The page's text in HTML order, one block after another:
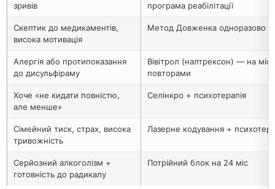
зривів
програма реабілітації
Скептик до медикаментів,
висока мотивація
Метод Довженка одноразово
Алергія або протипоказання
до дисульфіраму
Вівітрол (налтрексон) — на
повторами
Хоче «не кидати повністю,
але менше»
Селінкро + психотерапія
Сімейний тиск, страх, висока
тривожність
Лазерне кодування +
Серйозний алкоголізм +
готовність до радикалу
Потрійний блок на 24 міс